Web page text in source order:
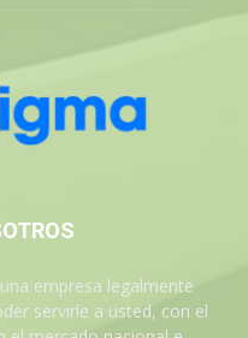
empresa legalmente
servirle a usted, con el